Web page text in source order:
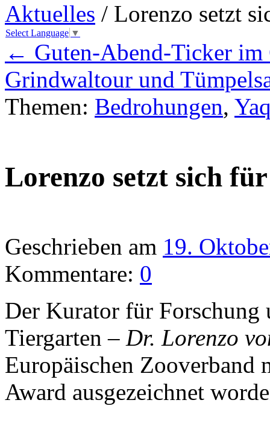
Aktuelles / Lorenzo setzt
Select Language ▼
← Guten-Abend-Ticker im
Grindwaltour und
Themen: Bedrohungen,
Lorenzo setzt sich
Geschrieben am 19.
Kommentare: 0
Der Kurator für Forschung
Tiergarten – Dr. Lorenzo
Europäischen
Award ausgezeichnet